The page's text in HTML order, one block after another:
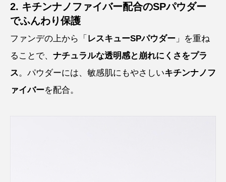
2. キチンナノファイバー配合のSPパウダー
でふんわり保護
ファンデの上から「 レスキューSPパウダー 」を重ね
ることで、 ナチュラルな透明感と崩れにくさをプラ
ス。パウダーには、敏感肌にもやさしいキチンナノフ
ァイバーを配合。